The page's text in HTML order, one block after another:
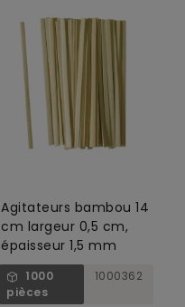
Agitateurs bambou 14
cm largeur 0,5 cm,
épaisseur 1,5 mm
1000
pièces
1000362